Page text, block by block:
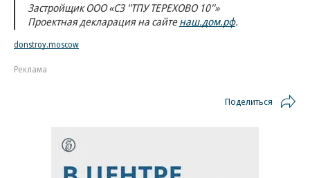
Застройщик ООО «СЗ ''ТПУ ТЕРЕХОВО 10''»
Проектная декларация на сайтенаш.дом.рф.
donstroy.moscow
Реклама
Поделиться